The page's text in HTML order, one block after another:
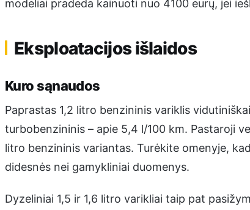
modeliai pradeda kainuoti nuo 4100 eurų, jei
Eksploatacijos išlaidos
Kuro sąnaudos
Paprastas 1,2 litro benzininis variklis
turbobenzininis – apie 5,4 l/100 km. Pastaroji
litro benzininis variantas. Turėkite omenyje,
didesnės nei gamykliniai duomenys.
Dyzeliniai 1,5 ir 1,6 litro varikliai taip pat